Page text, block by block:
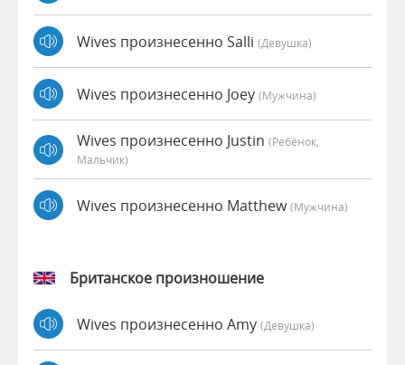
Wives произнесенно Salli (девушка)
Wives произнесенно Joey (мужчина)
Wives произнесенно Justin (Ребёнок,
Мальчик)
Wives произнесенно Matthew(мужчина)
Британское произношение
Wives произнесенно Amy (девушка)